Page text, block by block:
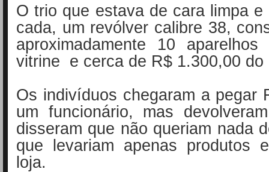
O trio que estava de cara limpa
cada, um revólver calibre 38,
aproximadamente 10
vitrine e cerca de R$ 1.300,00 do
Os indivíduos chegaram a pegar
um funcionário, mas
disseram que não queriam nada
que levariam apenas produtos
loja.